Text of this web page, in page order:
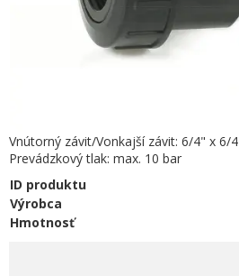
Vnútorný závit/Vonkajší závit: 6/4" x 6/
Prevádzkový tlak: max. 10 bar
ID produktu
Výrobca
Hmotnosť